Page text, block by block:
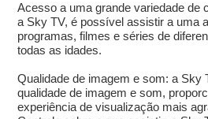
Acesso a uma grande variedade de
a Sky TV, é possível assistir a uma
programas, filmes e séries de
todas as idades.
Qualidade de imagem e som: a Sky
qualidade de imagem e som,
experiência de visualização mais